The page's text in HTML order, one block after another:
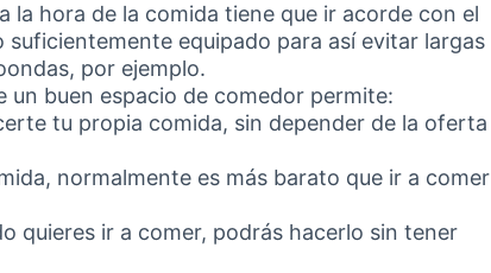
la hora de la comida tiene que ir acorde con el
suficientemente equipado para así evitar largas
por ejemplo.
un buen espacio de comedor permite:
tu propia comida, sin depender de la oferta
normalmente es más barato que ir a comer
quieres ir a comer, podrás hacerlo sin tener